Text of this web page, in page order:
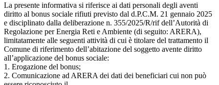
La presente informativa si riferisce ai dati personali degli aventi
diritto al bonus sociale rifiuti previsto dal d.P.C.M. 21 gennaio 2025
e disciplinato dalla deliberazione n. 355/2025/R/rif dell’Autorità di
Regolazione per Energia Reti e Ambiente (di seguito: ARERA),
limitatamente alle seguenti attività di cui è titolare del trattamento il
Comune di riferimento dell’abitazione del soggetto avente diritto
all’applicazione del bonus sociale:
1. Erogazione del bonus;
2. Comunicazione ad ARERA dei dati dei beneficiari cui non può